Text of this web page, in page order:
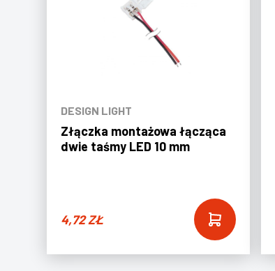
DESIGN LIGHT
Złączka montażowa łącząca
dwie taśmy LED 10 mm
4,72ZŁ